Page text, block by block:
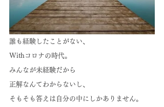
誰も経験したことがない、
Withコロナの時代。
みんなが未経験だから
正解なんてわからないし、
そもそも答えは自分の中にしかありません。